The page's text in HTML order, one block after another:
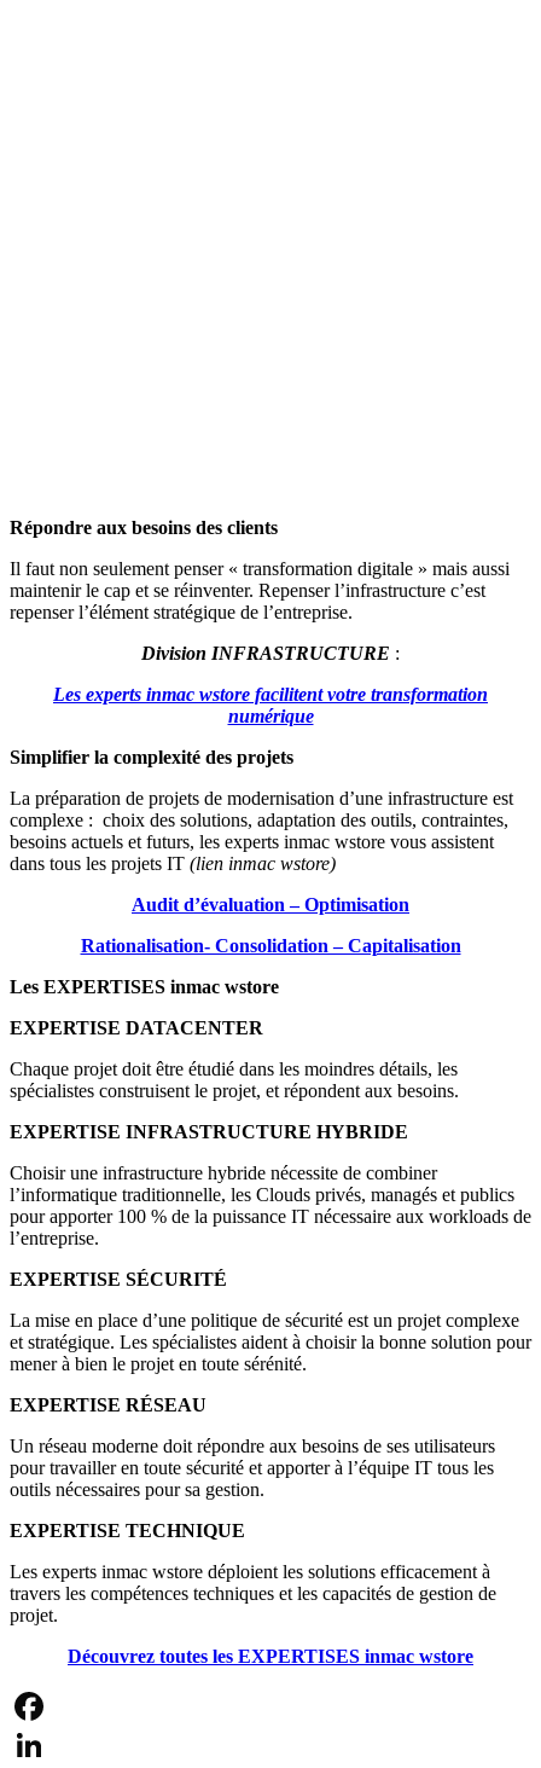
Répondre aux besoins des clients
Il faut non seulement penser « transformation digitale » mais aussi
maintenir le cap et se réinventer. Repenser l’infrastructure c’est
repenser l’élément stratégique de l’entreprise.
Division INFRASTRUCTURE :
Les experts inmac wstore facilitent votre transformation
numérique
Simplifier la complexité des projets
La préparation de projets de modernisation d’une infrastructure est
complexe : choix des solutions, adaptation des outils, contraintes,
besoins actuels et futurs, les experts inmac wstore vous assistent
dans tous les projets IT (lien inmac wstore)
Audit d’évaluation – Optimisation
Rationalisation- Consolidation – Capitalisation
Les EXPERTISES inmac wstore
EXPERTISE DATACENTER
Chaque projet doit être étudié dans les moindres détails, les
spécialistes construisent le projet, et répondent aux besoins.
EXPERTISE INFRASTRUCTURE HYBRIDE
Choisir une infrastructure hybride nécessite de combiner
l’informatique traditionnelle, les Clouds privés, managés et publics
pour apporter 100 % de la puissance IT nécessaire aux workloads de
l’entreprise.
EXPERTISE SÉCURITÉ
La mise en place d’une politique de sécurité est un projet complexe
et stratégique. Les spécialistes aident à choisir la bonne solution pour
mener à bien le projet en toute sérénité.
EXPERTISE RÉSEAU
Un réseau moderne doit répondre aux besoins de ses utilisateurs
pour travailler en toute sécurité et apporter à l’équipe IT tous les
outils nécessaires pour sa gestion.
EXPERTISE TECHNIQUE
Les experts inmac wstore déploient les solutions efficacement à
travers les compétences techniques et les capacités de gestion de
projet.
Découvrez toutes les EXPERTISES inmac wstore
Facebook